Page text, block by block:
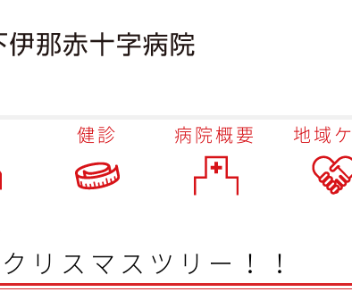
健診 病院概要 地域
スマスツリー！！